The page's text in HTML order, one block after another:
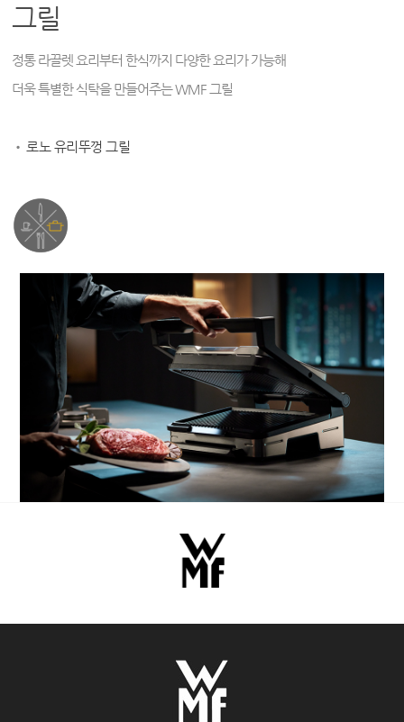
그릴
정통 라끌렛 요리부터 한식까지 다양한 요리가 가능해
더욱 특별한 식탁을 만들어주는 WMF 그릴
• 로노 유리뚜껑 그릴